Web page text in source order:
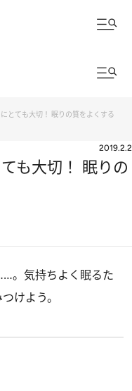
とても大切！ 眠りの質をよくする
2019.2.2
も大切！ 眠りの
。気持ちよく眠るた
けよう。